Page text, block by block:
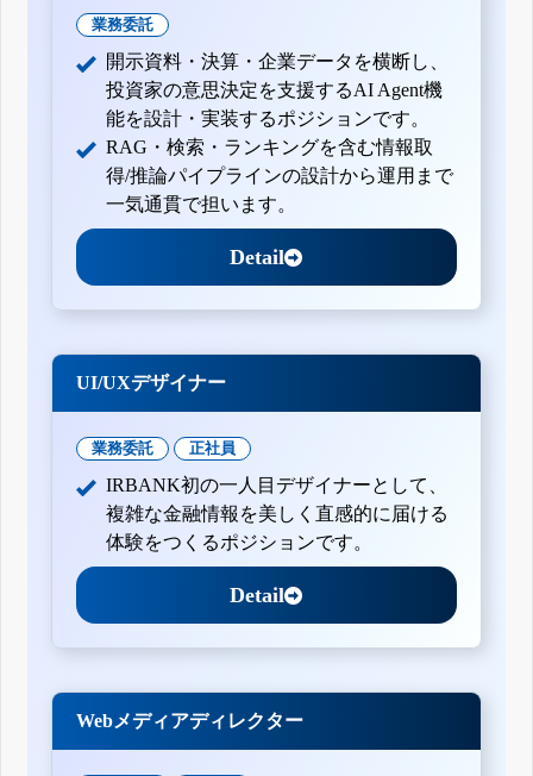
業務委託
開示資料・決算・企業データを横断し、
投資家の意思決定を支援するAI Agent機
能を設計・実装するポジションです。
RAG・検索・ランキングを含む情報取
得/推論パイプラインの設計から運用まで
一気通貫で担います。
Detail
UI/UXデザイナー
業務委託 正社員
IRBANK初の一人目デザイナーとして、
複雑な金融情報を美しく直感的に届ける
体験をつくるポジションです。
Detail
Webメディアディレクター